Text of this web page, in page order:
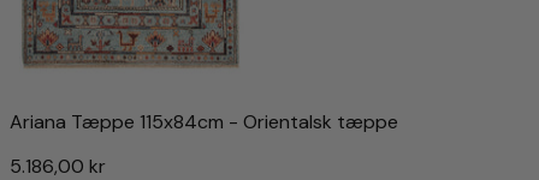
Ariana Tæppe 115x84cm - Orientalsk tæppe
5.186,00 kr